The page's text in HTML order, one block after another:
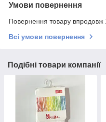
Умови повернення
Повернення товару впродовж
Всі умови повернення
Подібні товари компанії